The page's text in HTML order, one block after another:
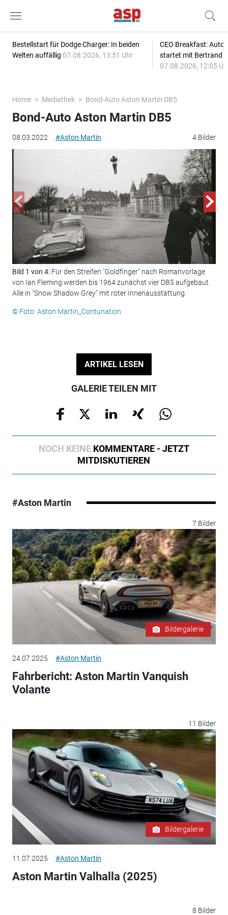
Bestellstart für Dodge Charger: In beiden
Welten auffällig 07.08.2026, 13:51 Uhr
CEO Breakfast:
startet mit Bertrand
07.08.2026, 12:05
Home Mediathek Bond-Auto Aston Martin DB5
08.03.2022 #Aston Martin 4 Bilder
Bond-Auto Aston Martin DB5
Bild 1 von 4: Für den Streifen "Goldfinger" nach Romanvorlage
von Ian Fleming werden bis 1964 zunächst vier DB5 aufgebaut.
Alle in "Snow Shadow Grey" mit roter Innenausstattung.
© Foto: Aston Martin_Contunation
ARTIKEL LESEN
GALERIE TEILEN MIT
NOCH KEINE KOMMENTARE - JETZT
MITDISKUTIEREN
#Aston Martin
7 Bilder
Bildergalerie
24.07.2025 #Aston Martin
Fahrbericht: Aston Martin Vanquish
Volante
11 Bilder
Bildergalerie
11.07.2025 #Aston Martin
Aston Martin Valhalla (2025)
8 Bilder